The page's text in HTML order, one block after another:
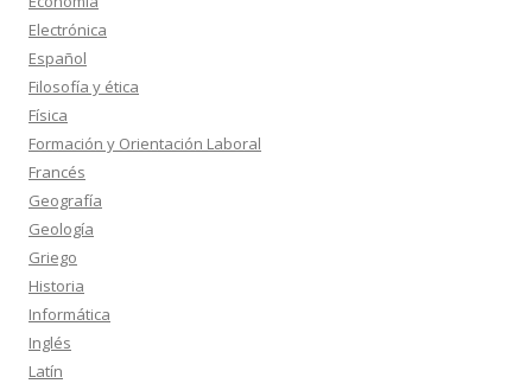
Electrónica
Español
Filosofía y ética
Física
Formación y Orientación Laboral
Francés
Geografía
Geología
Griego
Historia
Informática
Inglés
Latín